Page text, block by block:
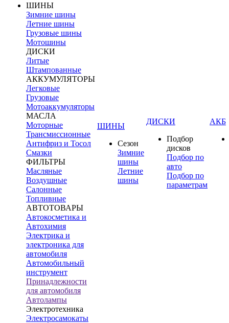
ШИНЫ
Зимние шины
Летние шины
Грузовые шины
Мотошины
ДИСКИ
Литые
Штампованные
АККУМУЛЯТОРЫ
Легковые
Грузовые
Мотоаккумуляторы
МАСЛА
Моторные
Трансмиссионные
Антифриз и Тосол
Смазки
ФИЛЬТРЫ
Масляные
Воздушные
Салонные
Топливные
АВТОТОВАРЫ
Автокосметика и
Автохимия
Электрика и
электроника для
автомобиля
Автомобильный
инструмент
Принадлежности
для автомобиля
Автолампы
Электротехника
Электросамокаты
ШИНЫ
Сезон
Зимние
шины
Летние
шины
ДИСКИ
Подбор
дисков
Подбор по
авто
Подбор по
параметрам
АКБ